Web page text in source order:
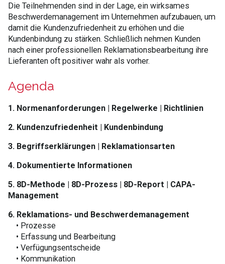
Die Teilnehmenden sind in der Lage, ein wirksames
Beschwerdemanagement im Unternehmen aufzubauen, um
damit die Kundenzufriedenheit zu erhöhen und die
Kundenbindung zu stärken. Schließlich nehmen Kunden
nach einer professionellen Reklamationsbearbeitung ihre
Lieferanten oft positiver wahr als vorher.
Agenda
1. Normenanforderungen | Regelwerke | Richtlinien
2. Kundenzufriedenheit | Kundenbindung
3. Begriffserklärungen | Reklamationsarten
4. Dokumentierte Informationen
5. 8D-Methode | 8D-Prozess | 8D-Report | CAPA-
Management
6. Reklamations- und Beschwerdemanagement
• Prozesse
• Erfassung und Bearbeitung
• Verfügungsentscheide
• Kommunikation